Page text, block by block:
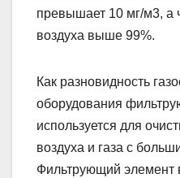
превышает 10 мг/м3, а
воздуха выше 99%.
Как разновидность
оборудования
используется для
воздуха и газа с
Фильтрующий элемент